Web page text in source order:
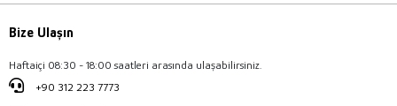
Bize Ulaşın
Haftaiçi 08:30 - 18:00 saatleri arasında ulaşabilirsiniz.
+90 312 223 7773